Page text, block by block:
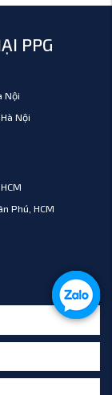
PPG
Nội
Nội
Phú, HCM